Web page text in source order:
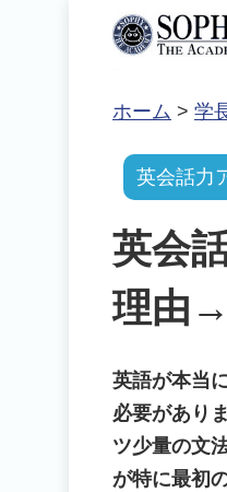
ホーム > 学
英会話力
英会
理由→
英語が本当
必要があり
ツ少量の文
が特に最初